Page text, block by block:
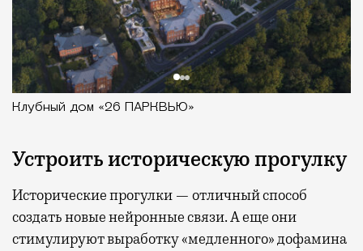
Клубный дом «26 ПАРКВЬЮ»
Устроить историческую прогулку
Исторические прогулки — отличный способ
создать новые нейронные связи. А еще они
стимулируют выработку «медленного» дофамина